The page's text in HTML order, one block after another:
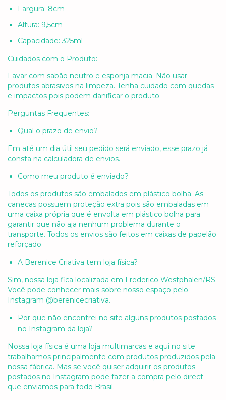
Largura: 8cm
Altura: 9,5cm
Capacidade: 325ml
Cuidados com o Produto:
Lavar com sabão neutro e esponja macia. Não usar
produtos abrasivos na limpeza. Tenha cuidado com quedas
e impactos pois podem danificar o produto.
Perguntas Frequentes:
Qual o prazo de envio?
Em até um dia útil seu pedido será enviado, esse prazo já
consta na calculadora de envios.
Como meu produto é enviado?
Todos os produtos são embalados em plástico bolha. As
canecas possuem proteção extra pois são embaladas em
uma caixa própria que é envolta em plástico bolha para
garantir que não aja nenhum problema durante o
transporte. Todos os envios são feitos em caixas de papelão
reforçado.
A Berenice Criativa tem loja física?
Sim, nossa loja fica localizada em Frederico Westphalen/RS.
Você pode conhecer mais sobre nosso espaço pelo
Instagram @berenicecriativa.
Por que não encontrei no site alguns produtos postados
no Instagram da loja?
Nossa loja física é uma loja multimarcas e aqui no site
trabalhamos principalmente com produtos produzidos pela
nossa fábrica. Mas se você quiser adquirir os produtos
postados no Instagram pode fazer a compra pelo direct
que enviamos para todo Brasil.